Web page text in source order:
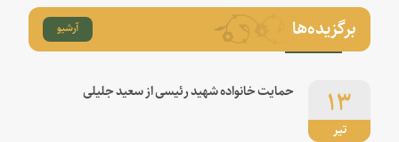
برگزیده‌ها آرشیو
تیر
۱۳ حمایت خانواده شهید رئیسی از سعید جلیلی